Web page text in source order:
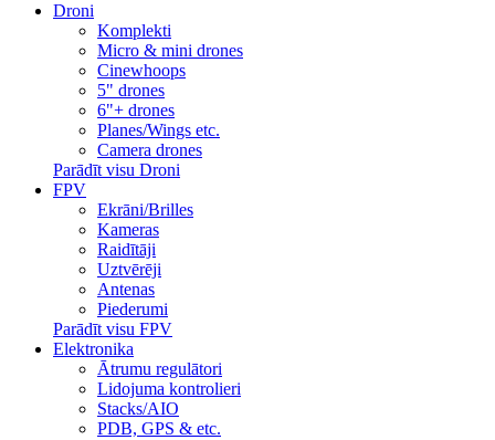
Droni
Komplekti
Micro & mini drones
Cinewhoops
5" drones
6"+ drones
Planes/Wings etc.
Camera drones
Parādīt visu Droni
FPV
Ekrāni/Brilles
Kameras
Raidītāji
Uztvērēji
Antenas
Piederumi
Parādīt visu FPV
Elektronika
Ātrumu regulātori
Lidojuma kontrolieri
Stacks/AIO
PDB, GPS & etc.